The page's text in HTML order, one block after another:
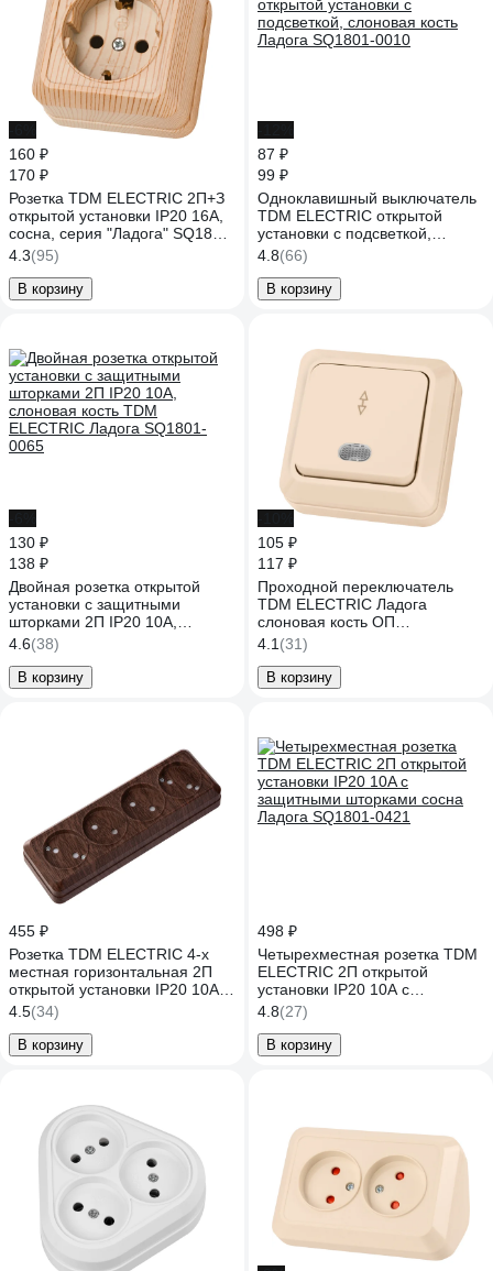
160 ₽
170 ₽
Розетка TDM ELECTRIC 2П+З
открытой установки IP20 16А,
сосна, серия "Ладога" SQ1801-
0050
4.3(95)
В корзину
87 ₽
99 ₽
Одноклавишный выключатель
TDM ELECTRIC открытой
установки с подсветкой,
слоновая кость Ладога
SQ1801-0010
4.8(66)
В корзину
130 ₽
138 ₽
Двойная розетка открытой
установки с защитными
шторками 2П IP20 10А,
слоновая кость TDM
ELECTRIC Ладога SQ1801-
0065
4.6(38)
В корзину
105 ₽
117 ₽
Проходной переключатель
TDM ELECTRIC Ладога
слоновая кость ОП
одноклавишный с подсветкой
SQ1801-0012
4.1 (31)
В корзину
455 ₽
Розетка TDM ELECTRIC 4-х
местная горизонтальная 2П
открытой установки IP20 10A с
защитными шторками бук,
серия "Ладога" SQ1801-0329
4.5(34)
В корзину
498 ₽
Четырехместная розетка TDM
ELECTRIC 2П открытой
установки IP20 10A с
защитными шторками сосна
Ладога SQ1801-0421
4.8(27)
В корзину